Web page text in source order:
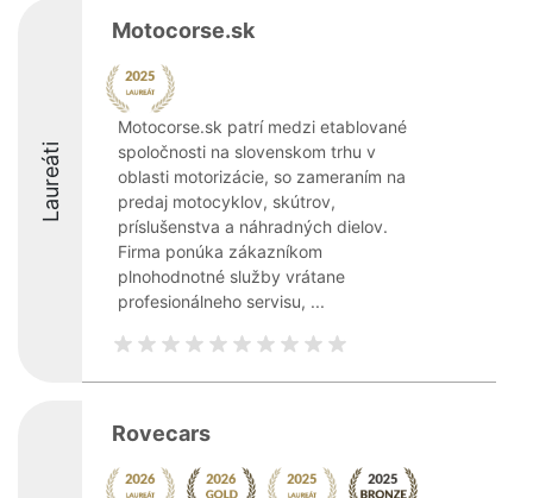
Laureáti
Motocorse.sk
Motocorse.sk patrí medzi etablované
spoločnosti na slovenskom trhu v
oblasti motorizácie, so zameraním na
predaj motocyklov, skútrov,
príslušenstva a náhradných dielov.
Firma ponúka zákazníkom
plnohodnotné služby vrátane
profesionálneho servisu, ...
Rovecars